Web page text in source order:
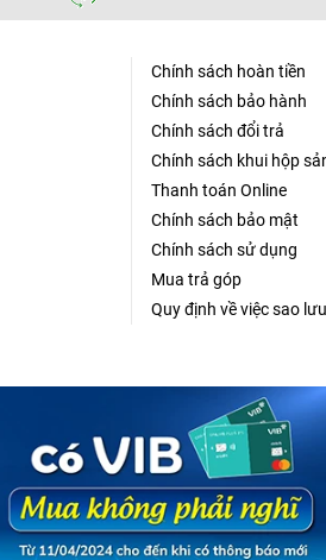
Chính sách hoàn tiền
Chính sách bảo hành
Chính sách đổi trả
Chính sách khui hộp
Thanh toán Online
Chính sách bảo mật
Chính sách sử dụng
Mua trả góp
Quy định về việc sao